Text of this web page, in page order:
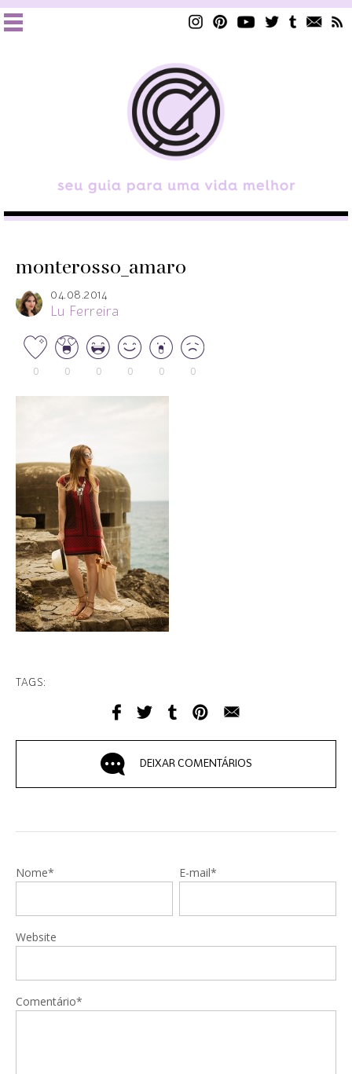
monterosso_amaro
04.08.2014
Lu Ferreira
0 0 0 0 0 0
TAGS:
DEIXAR COMENTÁRIOS
Nome* E-mail*
Website
Comentário*